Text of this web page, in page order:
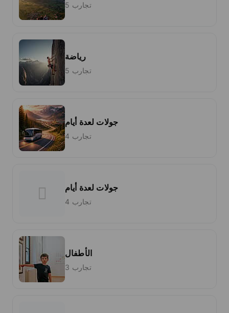
5 تجارب
رياضة
5 تجارب
جولات لعدة أيام
4 تجارب
جولات لعدة أيام
4 تجارب
الأطفال
3 تجارب